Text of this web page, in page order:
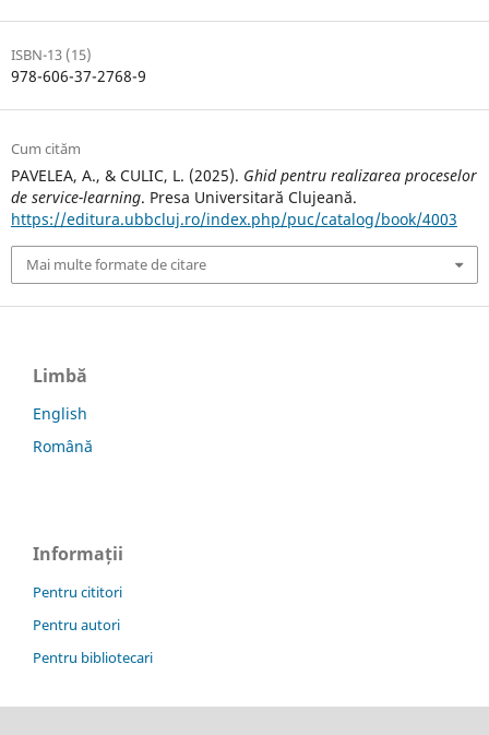
ISBN-13 (15)
978-606-37-2768-9
Cum cităm
PAVELEA, A., & CULIC, L. (2025). Ghid pentru realizarea proceselor
de service-learning. Presa Universitară Clujeană.
https://editura.ubbcluj.ro/index.php/puc/catalog/book/4003
Mai multe formate de citare
Limbă
English
Română
Informații
Pentru cititori
Pentru autori
Pentru bibliotecari